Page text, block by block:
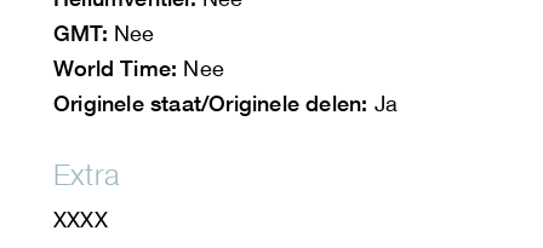
GMT: Nee
World Time: Nee
Originele staat/Originele delen: Ja
Extra
XXXX